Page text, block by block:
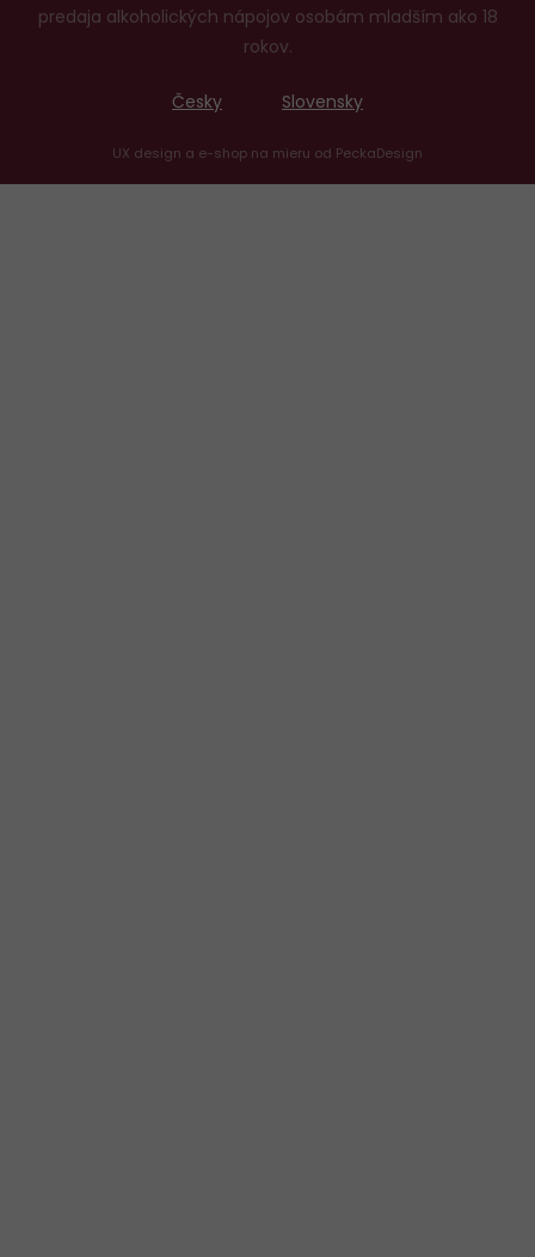
predaja alkoholických nápojov osobám mladším ako 18
rokov.
Česky Slovensky
UX design a e-shop na mieru od PeckaDesign